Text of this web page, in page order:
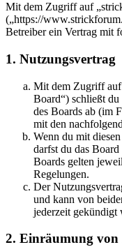
Mit dem Zugriff auf
(„https://
Betreiber ein Vertrag mit
1. Nutzungsvertrag
Mit dem Zugriff auf
Board“) schließt
des Boards ab (im
mit den
Wenn du mit
darfst du das
Boards gelten
Regelungen.
Der
und kann von
jederzeit gekündigt
2. Einräumung von